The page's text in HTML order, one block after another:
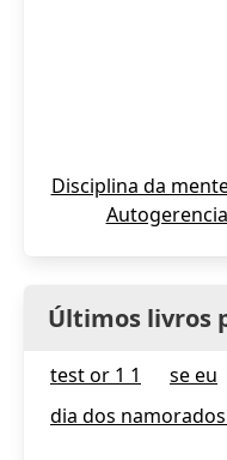
Disciplina da
Últimos livros
test or 1 1 se eu
dia dos